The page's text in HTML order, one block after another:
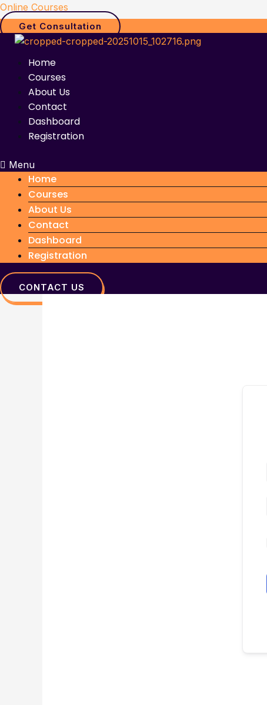
Skip
to
content
Online Courses
Get Consultation
Home
Courses
About Us
Contact
Dashboard
Registration
Menu
Home
Courses
About Us
Contact
Dashboard
Registration
CONTACT US